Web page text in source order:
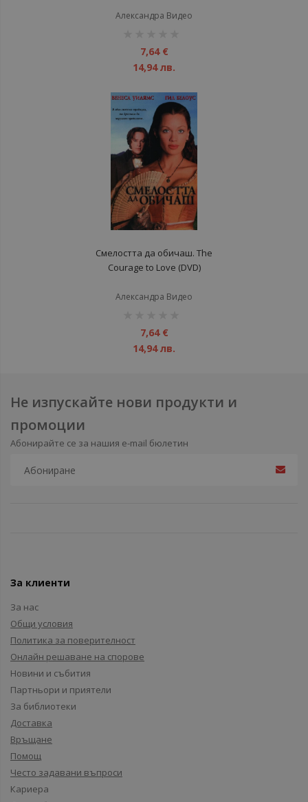
Александра Видео
7,64 €
14,94 лв.
Смелостта да обичаш. The
Courage to Love (DVD)
Александра Видео
7,64 €
14,94 лв.
Не изпускайте нови продукти и
промоции
Абонирайте се за нашия e-mail бюлетин
За клиенти
За нас
Общи условия
Политика за поверителност
Онлайн решаване на спорове
Новини и събития
Партньори и приятели
За библиотеки
Доставка
Връщане
Помощ
Често задавани въпроси
Кариера